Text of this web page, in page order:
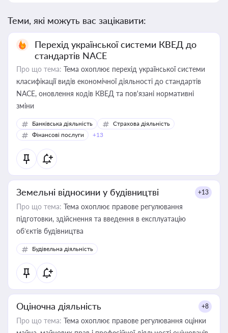
Теми, які можуть вас зацікавити:
Перехід української системи КВЕД до
стандартів NACE
Про що тема: Тема охоплює перехід української системи
класифікації видів економічної діяльності до стандартів
NACE, оновлення кодів КВЕД та пов'язані нормативні
зміни
Банківська діяльність
Страхова діяльність
Фінансові послуги
+13
Земельні відносини у будівництві +13
Про що тема: Тема охоплює правове регулювання
підготовки, здійснення та введення в експлуатацію
об’єктів будівництва
Будівельна діяльність
Оціночна діяльність +8
Про що тема: Тема охоплює правове регулювання оцінки